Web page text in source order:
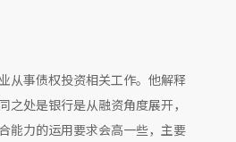
从事债权投资相关工作。他解释
处是银行是从融资角度展开，
能力的运用要求会高一些，主要